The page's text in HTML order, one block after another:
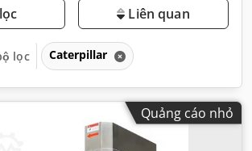
Liên quan
lọc Caterpillar
Quảng cáo nhỏ